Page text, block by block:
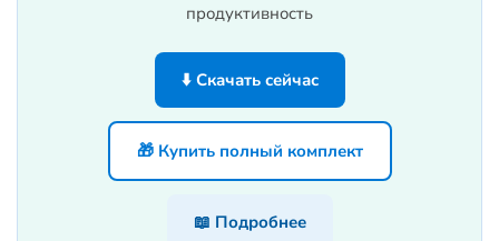
продуктивность
⬇️ Скачать сейчас
🎁 Купить полный комплект
📖 Подробнее